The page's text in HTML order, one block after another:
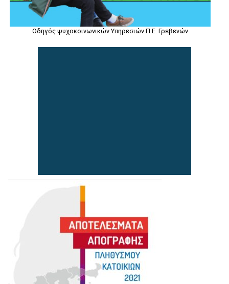
Οδηγός ψυχοκοινωνικών Υπηρεσιών Π.Ε. Γρεβενών